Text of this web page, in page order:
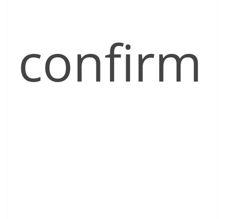
confirm